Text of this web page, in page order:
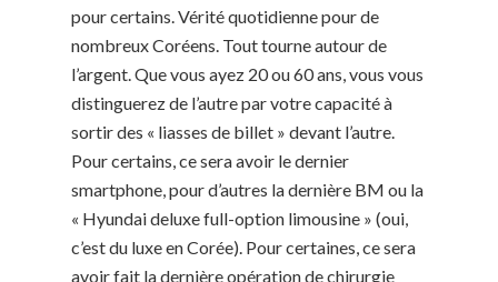
pour certains. Vérité quotidienne pour de
nombreux Coréens. Tout tourne autour de
l’argent. Que vous ayez 20 ou 60 ans, vous vous
distinguerez de l’autre par votre capacité à
sortir des « liasses de billet » devant l’autre.
Pour certains, ce sera avoir le dernier
smartphone, pour d’autres la dernière BM ou la
« Hyundai deluxe full-option limousine » (oui,
c’est du luxe en Corée). Pour certaines, ce sera
avoir fait la dernière opération de chirurgie